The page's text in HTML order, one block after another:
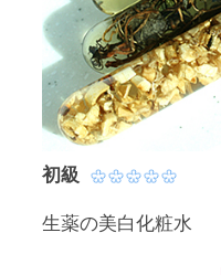
初級
生薬の美白化粧水